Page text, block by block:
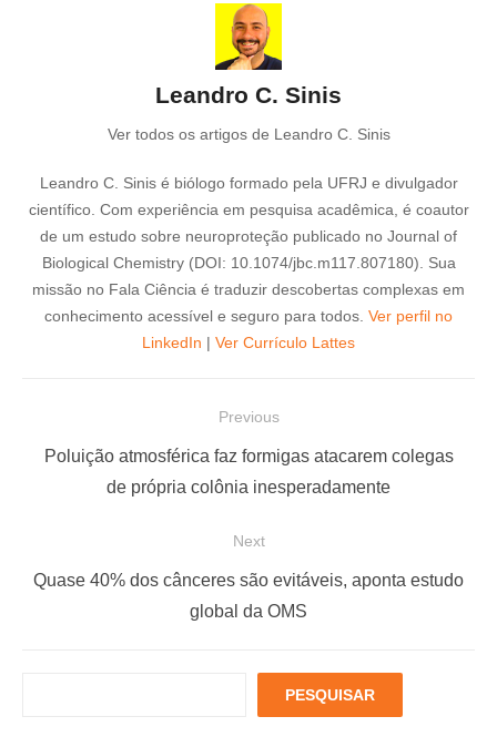
Leandro C. Sinis
Ver todos os artigos de Leandro C. Sinis
Leandro C. Sinis é biólogo formado pela UFRJ e divulgador
científico. Com experiência em pesquisa acadêmica, é coautor
de um estudo sobre neuroproteção publicado no Journal of
Biological Chemistry (DOI: 10.1074/jbc.m117.807180). Sua
missão no Fala Ciência é traduzir descobertas complexas em
conhecimento acessível e seguro para todos. Ver perfil no
LinkedIn | Ver Currículo Lattes
a
Previous
i
Poluição atmosférica faz formigas atacarem colegas
de própria colônia inesperadamente
Next
N
Quase 40% dos cânceres são evitáveis, aponta estudo
global da OMS
PESQUISAR